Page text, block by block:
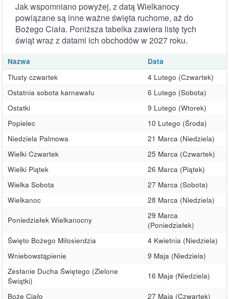
Jak wspomniano powyżej, z datą Wielkanocy
powiązane są inne ważne święta ruchome, aż do
Bożego Ciała. Poniższa tabelka zawiera listę tych
świąt wraz z datami ich obchodów w 2027 roku.
Nazwa
Data
Tłusty czwartek
4 Lutego (Czwartek)
Ostatnia sobota karnawału
6 Lutego (Sobota)
Ostatki
9 Lutego (Wtorek)
Popielec
10 Lutego (Środa)
Niedziela Palmowa
21 Marca (Niedziela)
Wielki Czwartek
25 Marca (Czwartek)
Wielki Piątek
26 Marca (Piątek)
Wielka Sobota
27 Marca (Sobota)
Wielkanoc
28 Marca (Niedziela)
Poniedziałek Wielkanocny
29 Marca
(Poniedziałek)
Święto Bożego Miłosierdzia
4 Kwietnia (Niedziela)
Wniebowstąpienie
9 Maja (Niedziela)
Zesłanie Ducha Świętego (Zielone
Świątki)
16 Maja (Niedziela)
Boże Ciało 27 Maja (Czwartek)